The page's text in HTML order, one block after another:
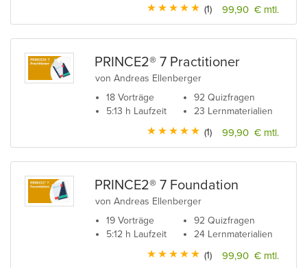
99,90 € mtl.
(1)
PRINCE2® 7 Practitioner
von Andreas Ellenberger
18 Vorträge
5:13 h Laufzeit
92 Quizfragen
23 Lernmaterialien
99,90 € mtl.
(1)
PRINCE2® 7 Foundation
von Andreas Ellenberger
19 Vorträge
5:12 h Laufzeit
92 Quizfragen
24 Lernmaterialien
99,90 € mtl.
(1)